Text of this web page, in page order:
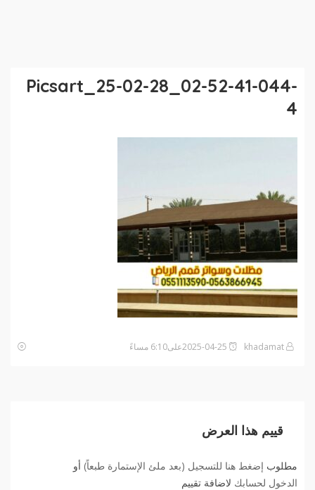
Picsart_25-02-28_02-52-41-044-
4
قييم هذا العرض
مطلوب إضغط هنا للتسجيل (بعد ملئ الإستمارة طبعاً) أو
الدخول لحسابك لاضافة تقييم